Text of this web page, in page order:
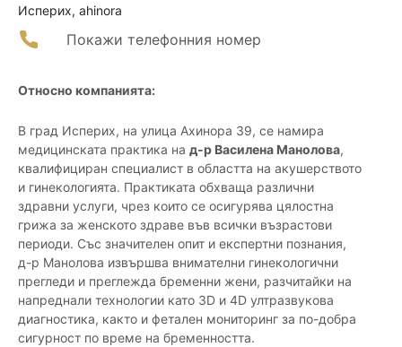
Исперих, ahinora
Покажи телефонния номер
Относно компанията:
В град Исперих, на улица Ахинора 39, се намира
медицинската практика на д-р Василена Манолова,
квалифициран специалист в областта на акушерството
и гинекологията. Практиката обхваща различни
здравни услуги, чрез които се осигурява цялостна
грижа за женското здраве във всички възрастови
периоди. Със значителен опит и експертни познания,
д-р Манолова извършва внимателни гинекологични
прегледи и преглежда бременни жени, разчитайки на
напреднали технологии като 3D и 4D ултразвукова
диагностика, както и фетален мониторинг за по-добра
сигурност по време на бременността.